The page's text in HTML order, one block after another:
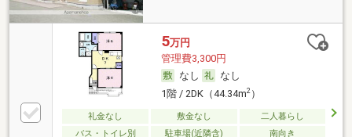
5万円
管理費3,300円
なし
なし
1階 / 2DK（44.34m2）
礼金なし 敷金なし
二人暮らし
バス・トイレ別
駐車場(近隣含) 南向き